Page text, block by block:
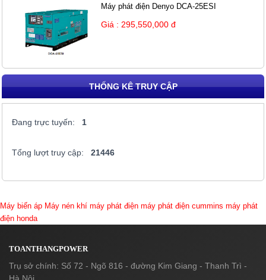
Máy phát điện Denyo DCA-25ESI
Giá : 295,550,000 đ
THỐNG KÊ TRUY CẬP
Đang trực tuyến: 1
Tổng lượt truy cập: 21446
Máy biến áp Máy nén khí máy phát điện máy phát điện cummins máy phát
điện honda
TOANTHANGPOWER
Trụ sở chính: Số 72 - Ngõ 816 - đường Kim Giang - Thanh Trì -